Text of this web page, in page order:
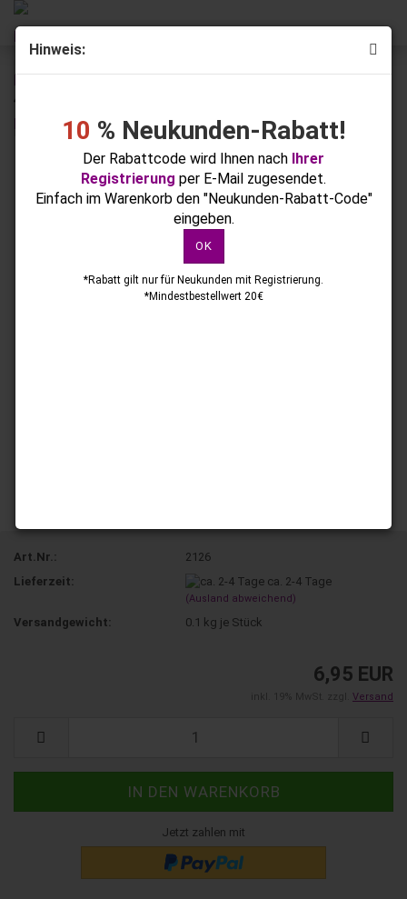
Hinweis:
10 % Neukunden-Rabatt!
Der Rabattcode wird Ihnen nach Ihrer
Registrierung per E-Mail zugesendet.
Einfach im Warenkorb den "Neukunden-Rabatt-Code"
eingeben.
OK
*Rabatt gilt nur für Neukunden mit Registrierung.
*Mindestbestellwert 20€
weiter »
Letzter »
4
Blue Gel All in one 5g
Art.Nr.:
2126
Lieferzeit:
ca. 2-4 Tage
(Ausland abweichend)
Versandgewicht: 0.1 kg je Stück
6,95 EUR
Versand
Jetzt zahlen mit